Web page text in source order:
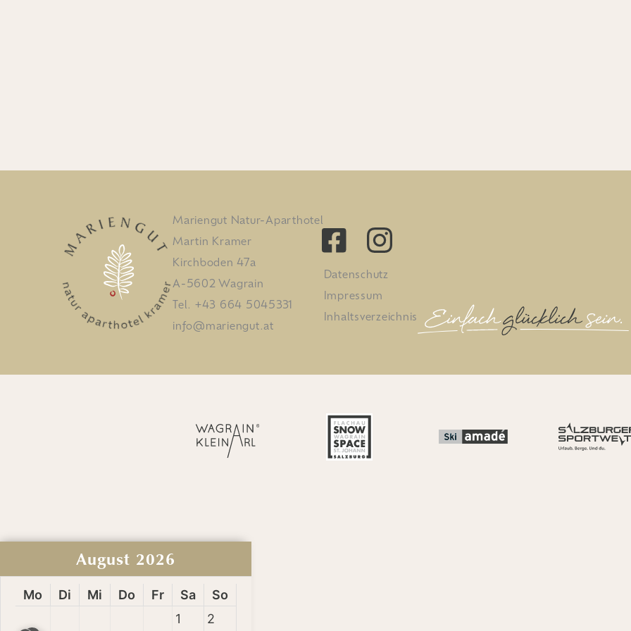
Mariengut Natur-Aparthotel
Martin Kramer
Kirchboden 47a
A-5602 Wagrain
Tel. +43 664 5045331
info@mariengut.at
Datenschutz
Impressum
Inhaltsverzeichnis
August 2026
Mo Di Mi Do Fr Sa
So
1
2